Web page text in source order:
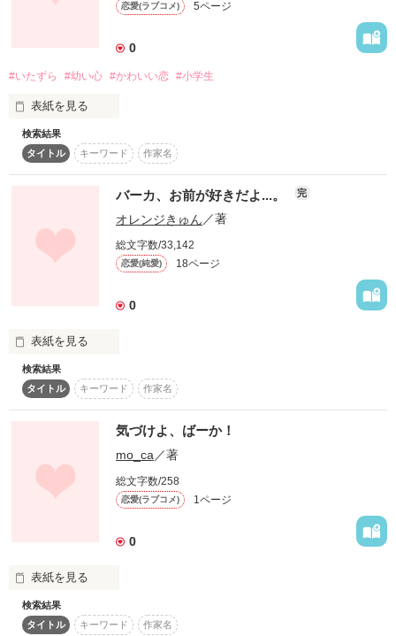
自分の想いが伝えられない。
『恋に不器用な俺が
精一杯アピってんだぞ。
そろそろ気づいてくれても
よくね？
ズブズブだってこと』
そんなヘタレな恋心を
璃奈に誘われてしまった。
「亮くん達が寝ちゃった後に
私の部屋に
深夜に
璃奈の部屋に二人だけ？
大好きな女に
何しでかすかわかんねぇ……
恋愛(ラブコメ) 5ページ
0
#いたずら #幼い心 #かわいい恋 #小学生
表紙を見る
一つ一つがすんごく楽しいねん
＊＊＊＊＊＊＊＊＊＊＊＊
エントリーしちゃいました(*^^*)
検索結果
タイトル
キーワード 作家名
バーカ、お前が好きだよ...。 完
オレンジきゅん／著
総文字数/33,142
恋愛(純愛) 18ページ
0
表紙を見る
風太と麗子は、聖華高校に通う恋人同士。
でも、風太は麗子を好きすぎて束縛してしまう。
風太と麗子の周りで、沢山の出来事が起こる。
2人はどうなってしまうのか...
風太と幼馴染
検索結果
タイトル
キーワード 作家名
気づけよ、ばーか！
mo_ca／著
総文字数/258
恋愛(ラブコメ) 1ページ
0
表紙を見る
ずっと一緒にいるのに。
検索結果
タイトル
キーワード 作家名